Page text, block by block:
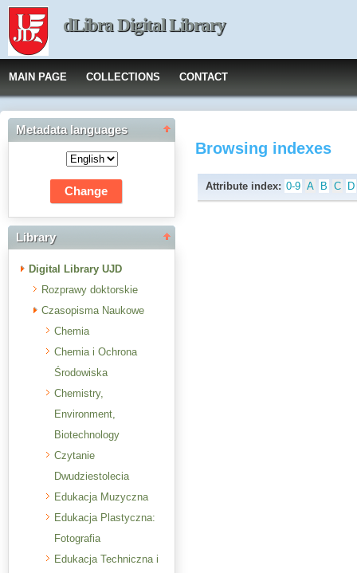
dLibra Digital Library
MAIN PAGE COLLECTIONS CONTACT
Metadata languages
Library
Digital Library UJD
Rozprawy doktorskie
Czasopisma Naukowe
Chemia
Chemia i Ochrona
Środowiska
Chemistry,
Environment,
Biotechnology
Czytanie
Dwudziestolecia
Edukacja Muzyczna
Edukacja Plastyczna:
Fotografia
Edukacja Techniczna i
Browsing indexes
Attribute index: 0-9 A B C D